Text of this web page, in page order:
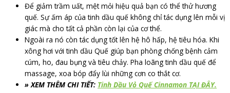
Để giảm trầm uất, mệt mỏi hiệu quả bạn có thể thử hương
quế. Sự ấm áp của tinh dầu quế không chỉ tác dụng lên mỗi vị
giác mà cho tất cả phần còn lại của cơ thể.
Ngoài ra nó còn tác dụng tốt lên hệ hô hấp, hệ tiêu hóa. Khi
xông hơi với tinh dầu Quế giúp bạn phòng chống bệnh cảm
cúm, ho, đau bụng và tiêu chảy. Pha loãng tinh dầu quế để
massage, xoa bóp đẩy lùi những cơn co thắt cơ.
» XEM THÊM CHI TIẾT: Tinh Dầu Vỏ Quế Cinnamon TẠI ĐÂY.